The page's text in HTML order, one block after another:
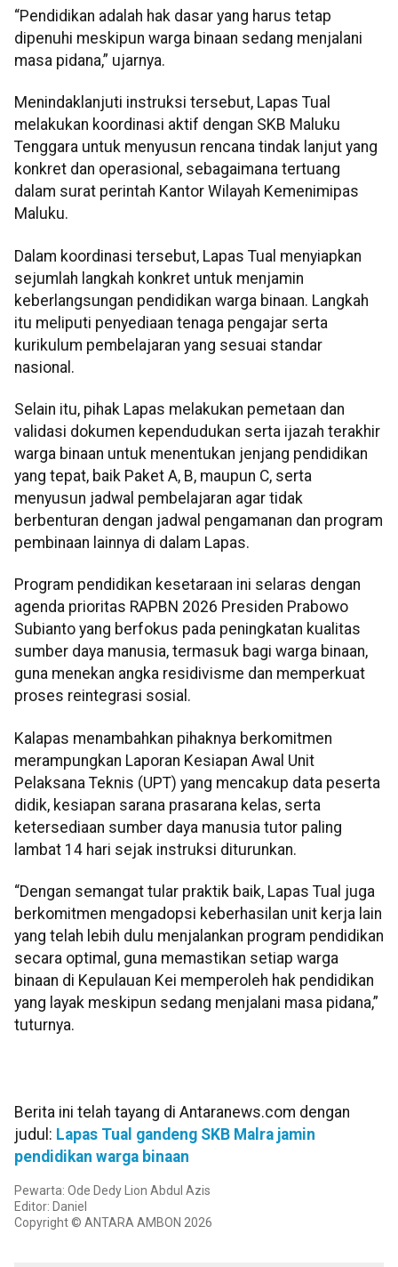
“Pendidikan adalah hak dasar yang harus tetap
dipenuhi meskipun warga binaan sedang menjalani
masa pidana,” ujarnya.
Menindaklanjuti instruksi tersebut, Lapas Tual
melakukan koordinasi aktif dengan SKB Maluku
Tenggara untuk menyusun rencana tindak lanjut yang
konkret dan operasional, sebagaimana tertuang
dalam surat perintah Kantor Wilayah Kemenimipas
Maluku.
Dalam koordinasi tersebut, Lapas Tual menyiapkan
sejumlah langkah konkret untuk menjamin
keberlangsungan pendidikan warga binaan. Langkah
itu meliputi penyediaan tenaga pengajar serta
kurikulum pembelajaran yang sesuai standar
nasional.
Selain itu, pihak Lapas melakukan pemetaan dan
validasi dokumen kependudukan serta ijazah terakhir
warga binaan untuk menentukan jenjang pendidikan
yang tepat, baik Paket A, B, maupun C, serta
menyusun jadwal pembelajaran agar tidak
berbenturan dengan jadwal pengamanan dan program
pembinaan lainnya di dalam Lapas.
Program pendidikan kesetaraan ini selaras dengan
agenda prioritas RAPBN 2026 Presiden Prabowo
Subianto yang berfokus pada peningkatan kualitas
sumber daya manusia, termasuk bagi warga binaan,
guna menekan angka residivisme dan memperkuat
proses reintegrasi sosial.
Kalapas menambahkan pihaknya berkomitmen
merampungkan Laporan Kesiapan Awal Unit
Pelaksana Teknis (UPT) yang mencakup data peserta
didik, kesiapan sarana prasarana kelas, serta
ketersediaan sumber daya manusia tutor paling
lambat 14 hari sejak instruksi diturunkan.
“Dengan semangat tular praktik baik, Lapas Tual juga
berkomitmen mengadopsi keberhasilan unit kerja lain
yang telah lebih dulu menjalankan program pendidikan
secara optimal, guna memastikan setiap warga
binaan di Kepulauan Kei memperoleh hak pendidikan
yang layak meskipun sedang menjalani masa pidana,”
tuturnya.
Berita ini telah tayang di Antaranews.com dengan
judul: Lapas Tual gandeng SKB Malra jamin
pendidikan warga binaan
Pewarta: Ode Dedy Lion Abdul Azis
Editor: Daniel
Copyright © ANTARA AMBON 2026